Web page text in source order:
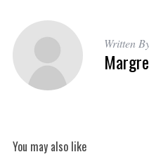
Written
You may also like